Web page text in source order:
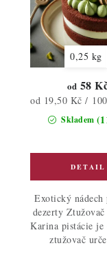
0,25 kg
Skladem
od 58
Měrná
cena:
od 19,50 Kč /
Exotický nádech
dezerty
Karina pistácie je
ztužovač